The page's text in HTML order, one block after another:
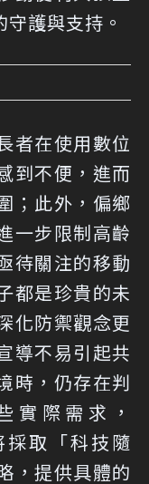
護與支持。
者在使用數位
到不便，進而
；此外，偏鄉
一步限制高齡
待關注的移動
都是珍貴的未
化防禦觀念更
導不易引起共
時，仍存在判
實際需求，
取「科技隨
，提供具體的